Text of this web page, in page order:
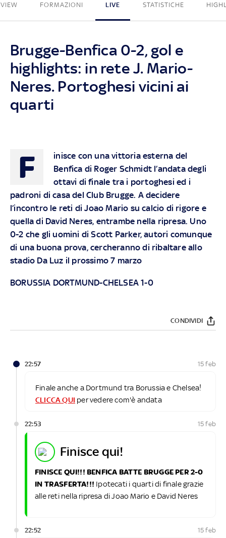
FORMAZIONI LIVE STATISTICHE
Brugge-Benfica 0-2, gol e
highlights: in rete J. Mario-
Neres. Portoghesi vicini ai
quarti
F
inisce con una vittoria esterna del
Benfica di Roger Schmidt l’andata degli
ottavi di finale tra i portoghesi ed i
padroni di casa del Club Brugge. A decidere
l’incontro le reti di Joao Mario su calcio di rigore e
quella di David Neres, entrambe nella ripresa. Uno
0-2 che gli uomini di Scott Parker, autori comunque
di una buona prova, cercheranno di ribaltare allo
stadio Da Luz il prossimo 7 marzo
BORUSSIA DORTMUND-CHELSEA 1-0
CONDIVIDI
22:57 15 feb
Finale anche a Dortmund tra Borussia e Chelsea!
CLICCA QUI per vedere com'è andata
22:53 15 feb
finisce qui!
FINISCE QUI!!! BENFICA BATTE BRUGGE PER 2-0
IN TRASFERTA!!! Ipotecati i quarti di finale grazie
alle reti nella ripresa di Joao Mario e David Neres
22:52 15 feb